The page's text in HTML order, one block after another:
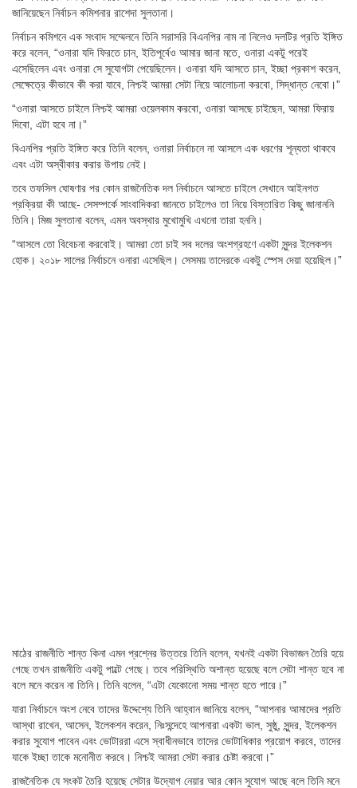
জানিয়েছেন নির্বাচন কমিশনার রাশেদা সুলতানা।
নির্বাচন কমিশনে এক সংবাদ সম্মেলনে তিনি সরাসরি বিএনপির নাম না নিলেও দলটির প্রতি ইঙ্গিত
করে বলেন, “ওনারা যদি ফিরতে চান, ইতিপূর্বেও আমার জানা মতে, ওনারা একটু পরেই
এসেছিলেন এবং ওনারা সে সুযোগটা পেয়েছিলেন। ওনারা যদি আসতে চান, ইচ্ছা প্রকাশ করেন,
সেক্ষেত্রে কীভাবে কী করা যাবে, নিশ্চই আমরা সেটা নিয়ে আলোচনা করবো, সিদ্ধান্ত নেবো।”
“ওনারা আসতে চাইলে নিশ্চই আমরা ওয়েলকাম করবো, ওনারা আসছে চাইছেন, আমরা ফিরায়
দিবো, এটা হবে না।”
বিএনপির প্রতি ইঙ্গিত করে তিনি বলেন, ওনারা নির্বাচনে না আসলে এক ধরণের শূন্যতা থাকবে
এবং এটা অস্বীকার করার উপায় নেই।
তবে তফসিল ঘোষণার পর কোন রাজনৈতিক দল নির্বাচনে আসতে চাইলে সেখানে আইনগত
প্রক্রিয়া কী আছে- সেসম্পর্কে সাংবাদিকরা জানতে চাইলেও তা নিয়ে বিস্তারিত কিছু জানাননি
তিনি। মিজ সুলতানা বলেন, এমন অবস্থার মুখোমুখি এখনো তারা হননি।
“আসলে তো বিবেচনা করবোই। আমরা তো চাই সব দলের অংশগ্রহণে একটা সুন্দর ইলেকশন
হোক। ২০১৮ সালের নির্বাচনে ওনারা এসেছিল। সেসময় তাদেরকে একটু স্পেস দেয়া হয়েছিল।”
মাঠের রাজনীতি শান্ত কিনা এমন প্রশ্নের উত্তরে তিনি বলেন, যখনই একটা বিভাজন তৈরি হয়ে
গেছে তখন রাজনীতি একটু পাল্টে গেছে। তবে পরিস্থিতি অশান্ত হয়েছে বলে সেটা শান্ত হবে না
বলে মনে করেন না তিনি। তিনি বলেন, “এটা যেকোনো সময় শান্ত হতে পারে।”
যারা নির্বাচনে অংশ নেবে তাদের উদ্দেশ্যে তিনি আহ্বান জানিয়ে বলেন, “আপনার আমাদের প্রতি
আস্থা রাখেন, আসেন, ইলেকশন করেন, নিঃসন্দেহে আপনারা একটা ভাল, সুষ্ঠু, সুন্দর, ইলেকশন
করার সুযোগ পাবেন এবং ভোটাররা এসে স্বাধীনভাবে তাদের ভোটাধিকার প্রয়োগ করবে, তাদের
যাকে ইচ্ছা তাকে মনোনীত করবে। নিশ্চই আমরা সেটা করার চেষ্টা করবো।”
রাজনৈতিক যে সংকট তৈরি হয়েছে সেটার উদ্যোগ নেয়ার আর কোন সুযোগ আছে বলে তিনি মনে